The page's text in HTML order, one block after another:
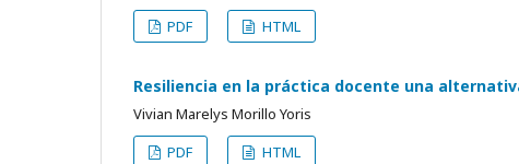
PDF
HTML
Resiliencia en la práctica docente una
Vivian Marelys Morillo Yoris
PDF
HTML